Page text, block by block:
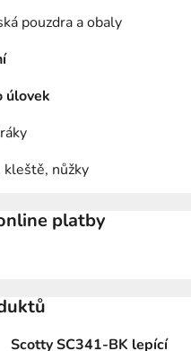
pouzdra a obaly
úlovek
kleště, nůžky
platby
Scotty SC341-BK lepící